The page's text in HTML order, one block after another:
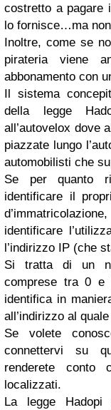
costretto a pagare
lo fornisce…ma
Inoltre, come se
pirateria viene
abbonamento con
Il sistema
della legge
all’autovelox dove
piazzate lungo
automobilisti che
Se per quanto
identificare il
identificare
l’indirizzo IP (che
Si tratta di un
comprese tra 0 e
identifica in
all’indirizzo al
Se volete
connettervi su
renderete conto
localizzati.
La legge